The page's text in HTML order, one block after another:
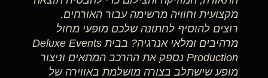
מקצועית וחוויה מרשימה עבור האורחים.
רוצים להוסיף לחתונה שלכם מופעי מחול
מרהיבים ומלאי אנרגיה? בבית Deluxe Events
Production נספק את ההרכב המתאים וניצור
מופע שישתלב בצורה מושלמת באווירה של